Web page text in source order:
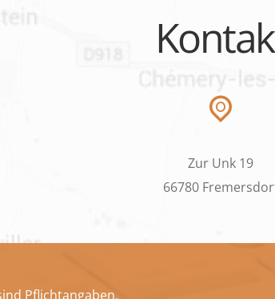
Zur Unk 19
66780
Pflichtangaben.